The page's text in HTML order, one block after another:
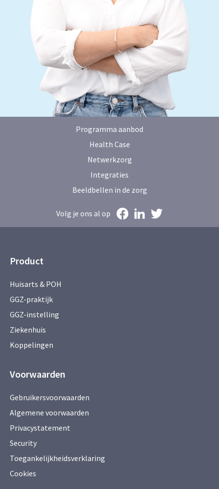
Programma aanbod
Health Case
Netwerkzorg
Integraties
Beeldbellen in de zorg
Volg je ons al op
Product
Huisarts & POH
GGZ-praktijk
GGZ-instelling
Ziekenhuis
Koppelingen
Voorwaarden
Gebruikersvoorwaarden
Algemene voorwaarden
Privacystatement
Security
Toegankelijkheidsverklaring
Cookies